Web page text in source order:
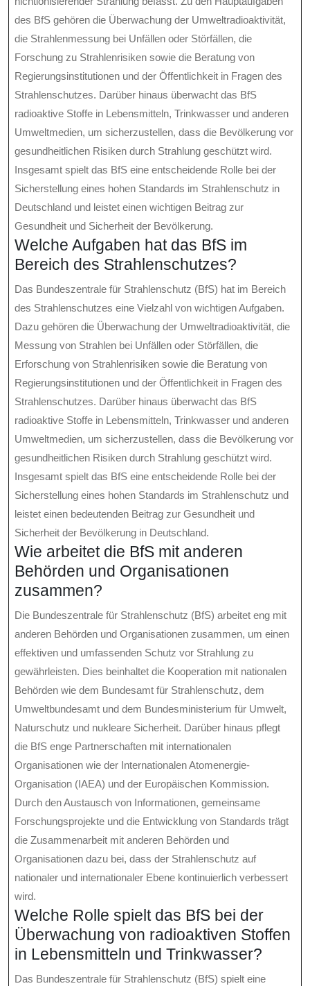
des BfS gehören die Überwachung der Umweltradioaktivität,
die Strahlenmessung bei Unfällen oder Störfällen, die
Forschung zu Strahlenrisiken sowie die Beratung von
Regierungsinstitutionen und der Öffentlichkeit in Fragen des
Strahlenschutzes. Darüber hinaus überwacht das BfS
radioaktive Stoffe in Lebensmitteln, Trinkwasser und anderen
Umweltmedien, um sicherzustellen, dass die Bevölkerung vor
gesundheitlichen Risiken durch Strahlung geschützt wird.
Insgesamt spielt das BfS eine entscheidende Rolle bei der
Sicherstellung eines hohen Standards im Strahlenschutz in
Deutschland und leistet einen wichtigen Beitrag zur
Gesundheit und Sicherheit der Bevölkerung.
Welche Aufgaben hat das BfS im
Bereich des Strahlenschutzes?
Das Bundeszentrale für Strahlenschutz (BfS) hat im Bereich
des Strahlenschutzes eine Vielzahl von wichtigen Aufgaben.
Dazu gehören die Überwachung der Umweltradioaktivität, die
Messung von Strahlen bei Unfällen oder Störfällen, die
Erforschung von Strahlenrisiken sowie die Beratung von
Regierungsinstitutionen und der Öffentlichkeit in Fragen des
Strahlenschutzes. Darüber hinaus überwacht das BfS
radioaktive Stoffe in Lebensmitteln, Trinkwasser und anderen
Umweltmedien, um sicherzustellen, dass die Bevölkerung vor
gesundheitlichen Risiken durch Strahlung geschützt wird.
Insgesamt spielt das BfS eine entscheidende Rolle bei der
Sicherstellung eines hohen Standards im Strahlenschutz und
leistet einen bedeutenden Beitrag zur Gesundheit und
Sicherheit der Bevölkerung in Deutschland.
Wie arbeitet die BfS mit anderen
Behörden und Organisationen
zusammen?
Die Bundeszentrale für Strahlenschutz (BfS) arbeitet eng mit
anderen Behörden und Organisationen zusammen, um einen
effektiven und umfassenden Schutz vor Strahlung zu
gewährleisten. Dies beinhaltet die Kooperation mit nationalen
Behörden wie dem Bundesamt für Strahlenschutz, dem
Umweltbundesamt und dem Bundesministerium für Umwelt,
Naturschutz und nukleare Sicherheit. Darüber hinaus pflegt
die BfS enge Partnerschaften mit internationalen
Organisationen wie der Internationalen Atomenergie-
Organisation (IAEA) und der Europäischen Kommission.
Durch den Austausch von Informationen, gemeinsame
Forschungsprojekte und die Entwicklung von Standards trägt
die Zusammenarbeit mit anderen Behörden und
Organisationen dazu bei, dass der Strahlenschutz auf
nationaler und internationaler Ebene kontinuierlich verbessert
wird.
Welche Rolle spielt das BfS bei der
Überwachung von radioaktiven Stoffen
in Lebensmitteln und Trinkwasser?
Das Bundeszentrale für Strahlenschutz (BfS) spielt eine